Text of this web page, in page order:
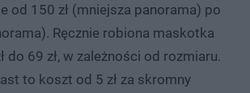
od 150 zł (mniejsza panorama) po
Ręcznie robiona maskotka
do 69 zł, w zależności od rozmiaru.
to koszt od 5 zł za skromny